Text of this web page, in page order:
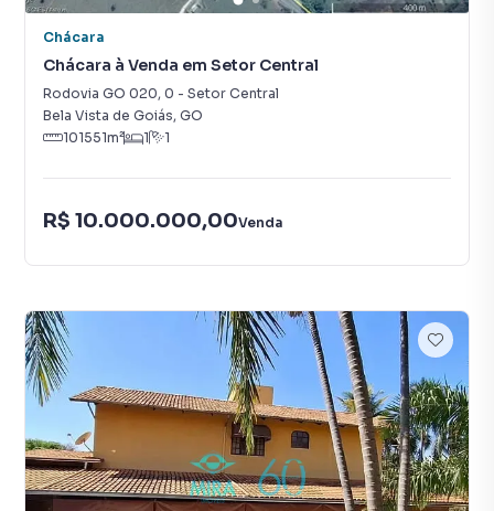
Chácara
Chácara à Venda em Setor Central
Rodovia GO 020, 0 - Setor Central
Bela Vista de Goiás, GO
101551m² 1 1
R$ 10.000.000,00Venda